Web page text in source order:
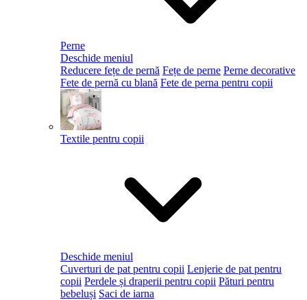
Perne
Deschide meniul
Reducere fețe de pernă Fețe de perne Perne decorative
Fete de pernă cu blană Fete de perna pentru copii
Textile pentru copii
Deschide meniul
Cuverturi de pat pentru copii Lenjerie de pat pentru
copii Perdele și draperii pentru copii Pături pentru
bebeluși Saci de iarna